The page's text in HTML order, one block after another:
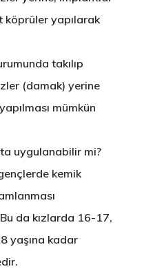
köprüler yapılarak
takılıp
(damak) yerine
mümkün
uygulanabilir mi?
kemik
da kızlarda 16-17,
yaşına kadar